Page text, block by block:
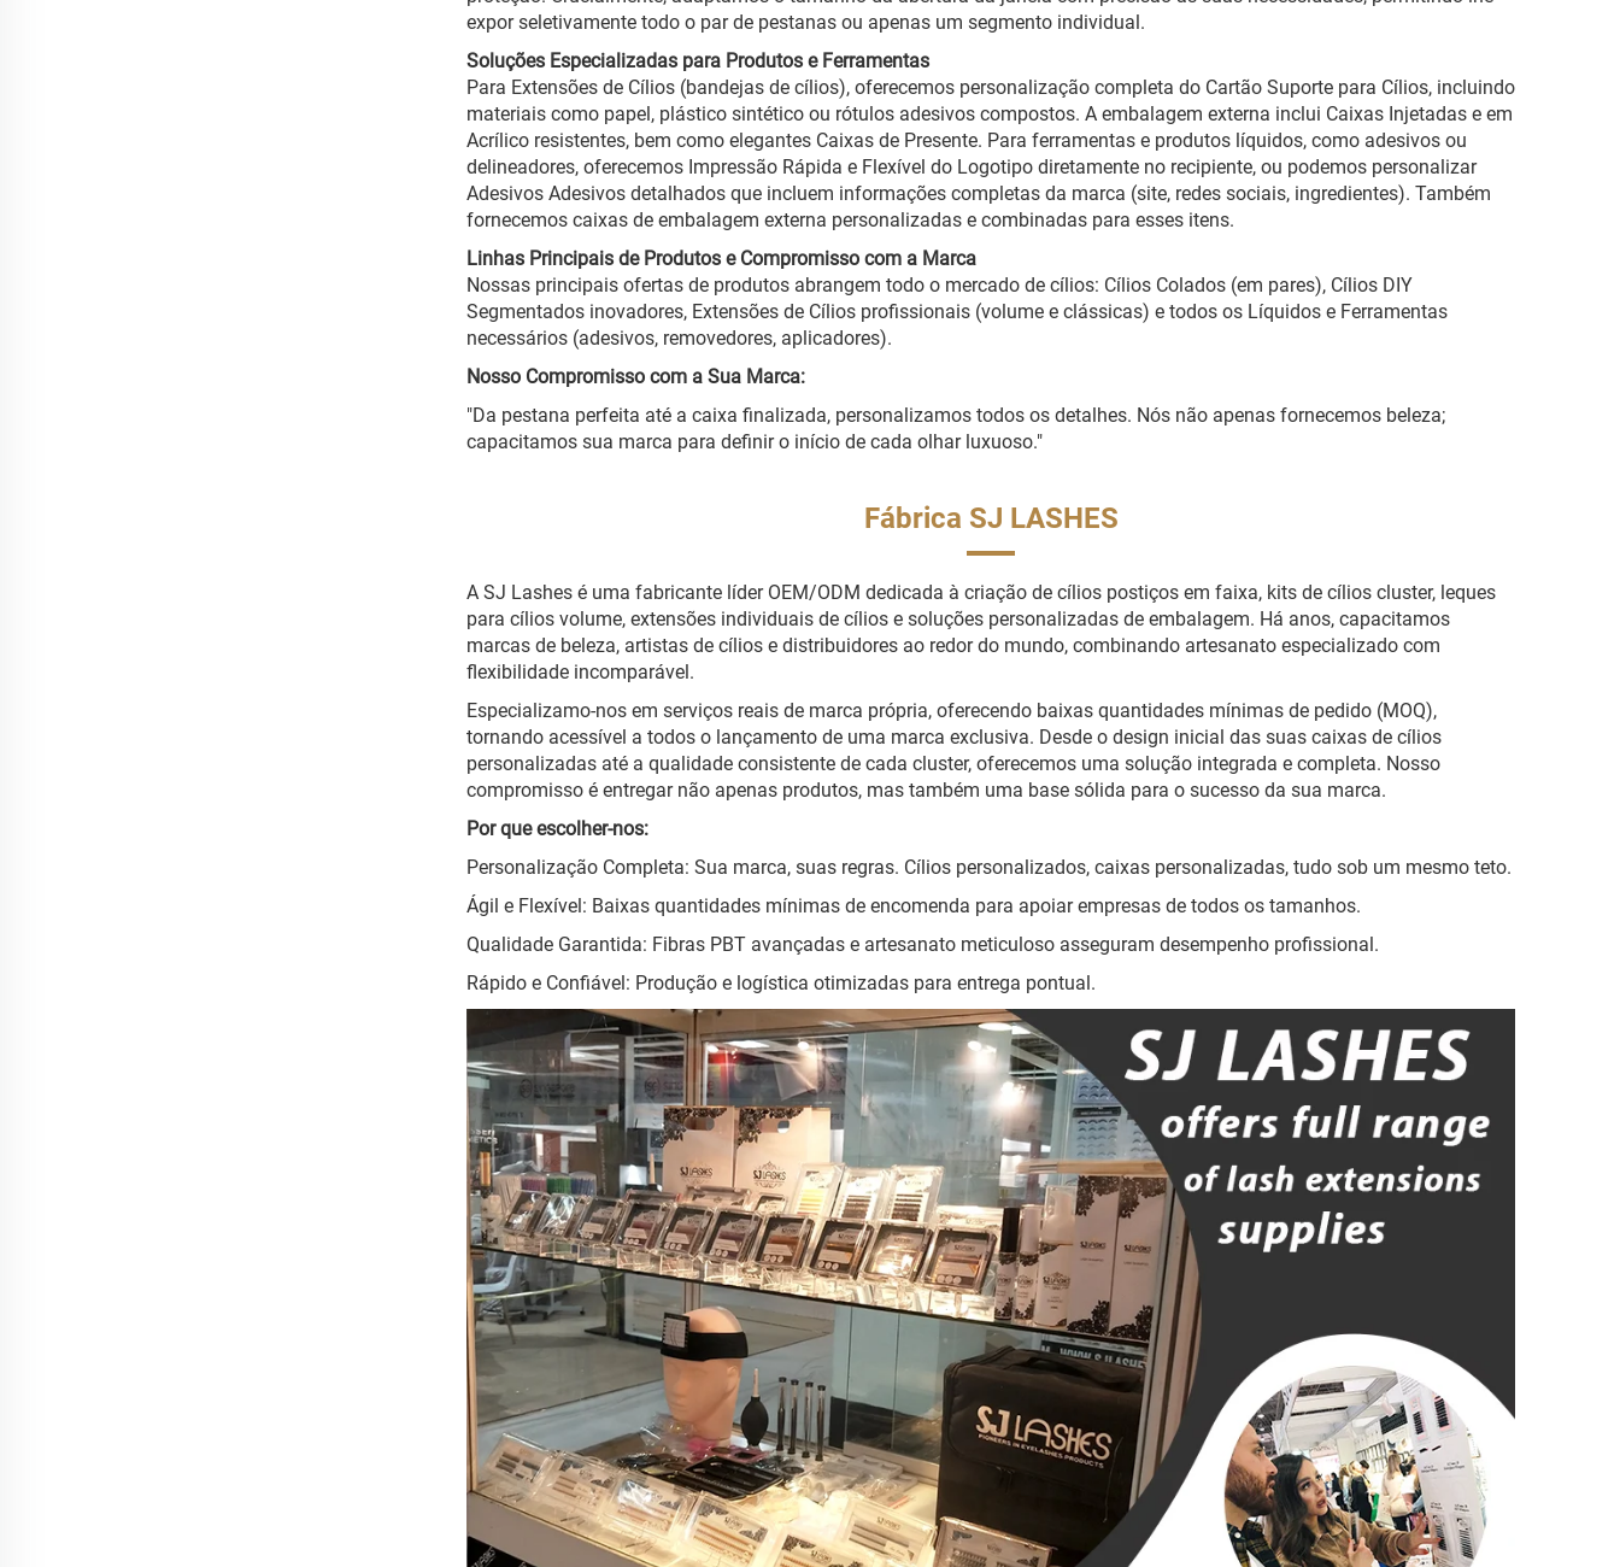
expor seletivamente todo o par de pestanas ou apenas um segmento individual.
Soluções Especializadas para Produtos e Ferramentas
Para Extensões de Cílios (bandejas de cílios), oferecemos personalização completa do Cartão Suporte para Cílios, incluindo
materiais como papel, plástico sintético ou rótulos adesivos compostos. A embalagem externa inclui Caixas Injetadas e em
Acrílico resistentes, bem como elegantes Caixas de Presente. Para ferramentas e produtos líquidos, como adesivos ou
delineadores, oferecemos Impressão Rápida e Flexível do Logotipo diretamente no recipiente, ou podemos personalizar
Adesivos Adesivos detalhados que incluem informações completas da marca (site, redes sociais, ingredientes). Também
fornecemos caixas de embalagem externa personalizadas e combinadas para esses itens.
Linhas Principais de Produtos e Compromisso com a Marca
Nossas principais ofertas de produtos abrangem todo o mercado de cílios: Cílios Colados (em pares), Cílios DIY
Segmentados inovadores, Extensões de Cílios profissionais (volume e clássicas) e todos os Líquidos e Ferramentas
necessários (adesivos, removedores, aplicadores).
Nosso Compromisso com a Sua Marca:
"Da pestana perfeita até a caixa finalizada, personalizamos todos os detalhes. Nós não apenas fornecemos beleza;
capacitamos sua marca para definir o início de cada olhar luxuoso."
Fábrica SJ LASHES
A SJ Lashes é uma fabricante líder OEM/ODM dedicada à criação de cílios postiços em faixa, kits de cílios cluster, leques
para cílios volume, extensões individuais de cílios e soluções personalizadas de embalagem. Há anos, capacitamos
marcas de beleza, artistas de cílios e distribuidores ao redor do mundo, combinando artesanato especializado com
flexibilidade incomparável.
Especializamo-nos em serviços reais de marca própria, oferecendo baixas quantidades mínimas de pedido (MOQ),
tornando acessível a todos o lançamento de uma marca exclusiva. Desde o design inicial das suas caixas de cílios
personalizadas até a qualidade consistente de cada cluster, oferecemos uma solução integrada e completa. Nosso
compromisso é entregar não apenas produtos, mas também uma base sólida para o sucesso da sua marca.
Por que escolher-nos:
Personalização Completa: Sua marca, suas regras. Cílios personalizados, caixas personalizadas, tudo sob um mesmo teto.
Ágil e Flexível: Baixas quantidades mínimas de encomenda para apoiar empresas de todos os tamanhos.
Qualidade Garantida: Fibras PBT avançadas e artesanato meticuloso asseguram desempenho profissional.
Rápido e Confiável: Produção e logística otimizadas para entrega pontual.